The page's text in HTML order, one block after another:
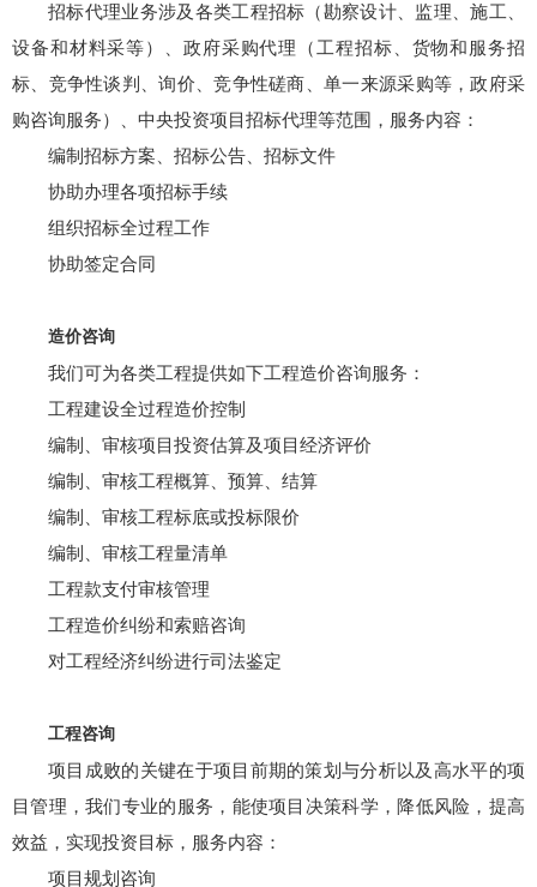
招标代理业务涉及各类工程招标（勘察设计、监理、施工、
设备和材料采等）、政府采购代理（工程招标、货物和服务招
标、竞争性谈判、询价、竞争性磋商、单一来源采购等，政府采
购咨询服务）、中央投资项目招标代理等范围，服务内容：
编制招标方案、招标公告、招标文件
协助办理各项招标手续
组织招标全过程工作
协助签定合同
造价咨询
我们可为各类工程提供如下工程造价咨询服务：
工程建设全过程造价控制
编制、审核项目投资估算及项目经济评价
编制、审核工程概算、预算、结算
编制、审核工程标底或投标限价
编制、审核工程量清单
工程款支付审核管理
工程造价纠纷和索赔咨询
对工程经济纠纷进行司法鉴定
工程咨询
项目成败的关键在于项目前期的策划与分析以及高水平的项
目管理，我们专业的服务，能使项目决策科学，降低风险，提高
效益，实现投资目标，服务内容：
项目规划咨询